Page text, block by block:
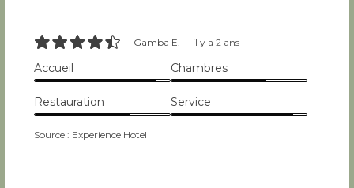
9/10 Gamba E. il y a 2 ans
Accueil
Chambres
Restauration
Service
Source : Experience Hotel